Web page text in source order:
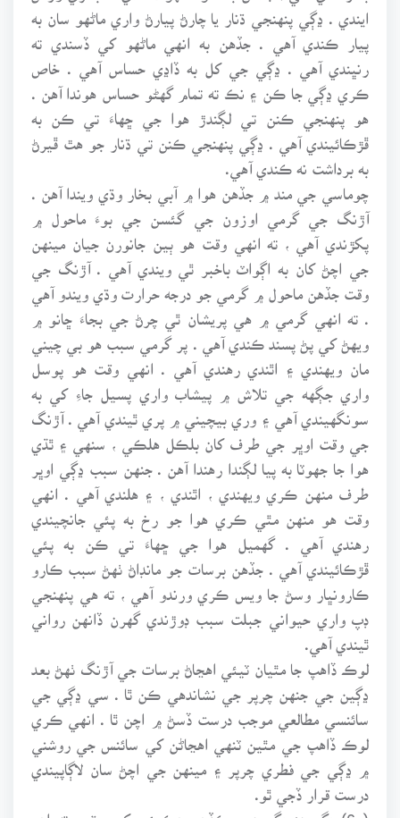
ايندي . ڍڳي پنهنجي ڌنار يا چارڻ پيارڻ واري ماڻهو سان به
پيار ڪندي آهي . جڏهن به انهي ماڻهو کي ڏسندي ته
رنڀندي آهي . ڍڳي جي کل به ڏاڍي حساس آهي . خاص
ڪري ڍڳي جا ڪن ۽ نڪ ته تمام گهڻو حساس هوندا آهن .
هو پنهنجي ڪنن تي لڳندڙ هوا جي ڇهاءَ تي ڪن به
ڦڙڪائيندي آهي . ڍڳي پنهنجي ڪنن تي ڌنار جو هٿ ڦيرڻ
به برداشت نه ڪندي آهي.
چوماسي جي مند ۾ جڏهن هوا ۾ آبي بخار وڌي ويندا آهن .
آڙنگ جي گرمي اوزون جي گئسن جي بوءَ ماحول ۾
پکڙندي آهي ، ته انهي وقت هو ٻين جانورن جيان مينهن
جي اچڻ کان به اڳواٽ باخبر ٿي ويندي آهي . آڙنگ جي
وقت جڏهن ماحول ۾ گرمي جو درجه حرارت وڌي ويندو آهي
. ته انهي گرمي ۾ هي پريشان ٿي چرڻ جي بجاءَ ڇانو ۾
ويهڻ کي پڻ پسند ڪندي آهي . پر گرمي سبب هو بي چيني
مان ويهندي ۽ اٿندي رهندي آهي . انهي وقت هو پوسل
واري جڳهه جي تلاش ۾ پيشاب واري پسيل جاءِ کي به
سونگهيندي آهي ۽ وري بيچيني ۾ پري ٿيندي آهي . آڙنگ
جي وقت اوڀر جي طرف کان بلڪل هلڪي ، سنهي ۽ ٿڌي
هوا جا جهوٽا به پيا لڳندا رهندا آهن . جنهن سبب ڍڳي اوڀر
طرف منهن ڪري ويهندي ، اٿندي ، ۽ هلندي آهي . انهي
وقت هو منهن مٿي ڪري هوا جو رخ به پئي جانچيندي
رهندي آهي . گهميل هوا جي ڇهاءَ تي ڪن به پئي
ڦڙڪائيندي آهي . جڏهن برسات جو مانڊاڻ ٺهڻ سبب ڪارو
ڪارونڀار وسڻ جا ويس ڪري ورندو آهي ، ته هي پنهنجي
ڊپ واري حيواني جبلت سبب ڊوڙندي گهرن ڏانهن رواني
ٿيندي آهي.
لوڪ ڏاهپ جا مٿيان ٽيئي اهڃاڻ برسات جي آڙنگ ٺهڻ بعد
ڍڳين جي جنهن چرپر جي نشاندهي ڪن ٿا . سي ڍڳي جي
سائنسي مطالعي موجب درست ڏسڻ ۾ اچن ٿا . انهي ڪري
لوڪ ڏاهپ جي مٿين ٽنهي اهڃاڻن کي سائنس جي روشني
۾ ڍڳي جي فطري چرپر ۽ مينهن جي اچڻ سان لاڳاپيندي
درست قرار ڏجي ٿو.
( 6) ڍڳيون: ڍڳيون جيڪڏهن هڪٻئي کي چٽين ته اهو